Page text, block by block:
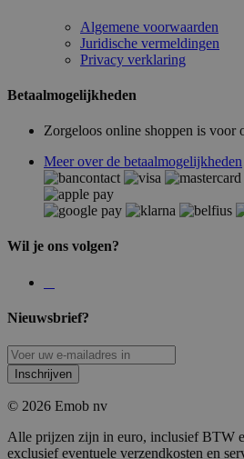
Algemene voorwaarden
Juridische vermeldingen
Privacy verklaring
Betaalmogelijkheden
Zorgeloos online shoppen is voor
Meer over de betaalmogelijkheden
Wil je ons volgen?
Nieuwsbrief?
Inschrijven
© 2026 Emob nv
Alle prijzen zijn in euro, inclusief BTW
exclusief eventuele verzendkosten en